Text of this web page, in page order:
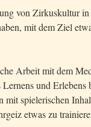
von Zirkuskultur
mit dem Ziel
Arbeit mit dem
und
spielerischen
etwas zu